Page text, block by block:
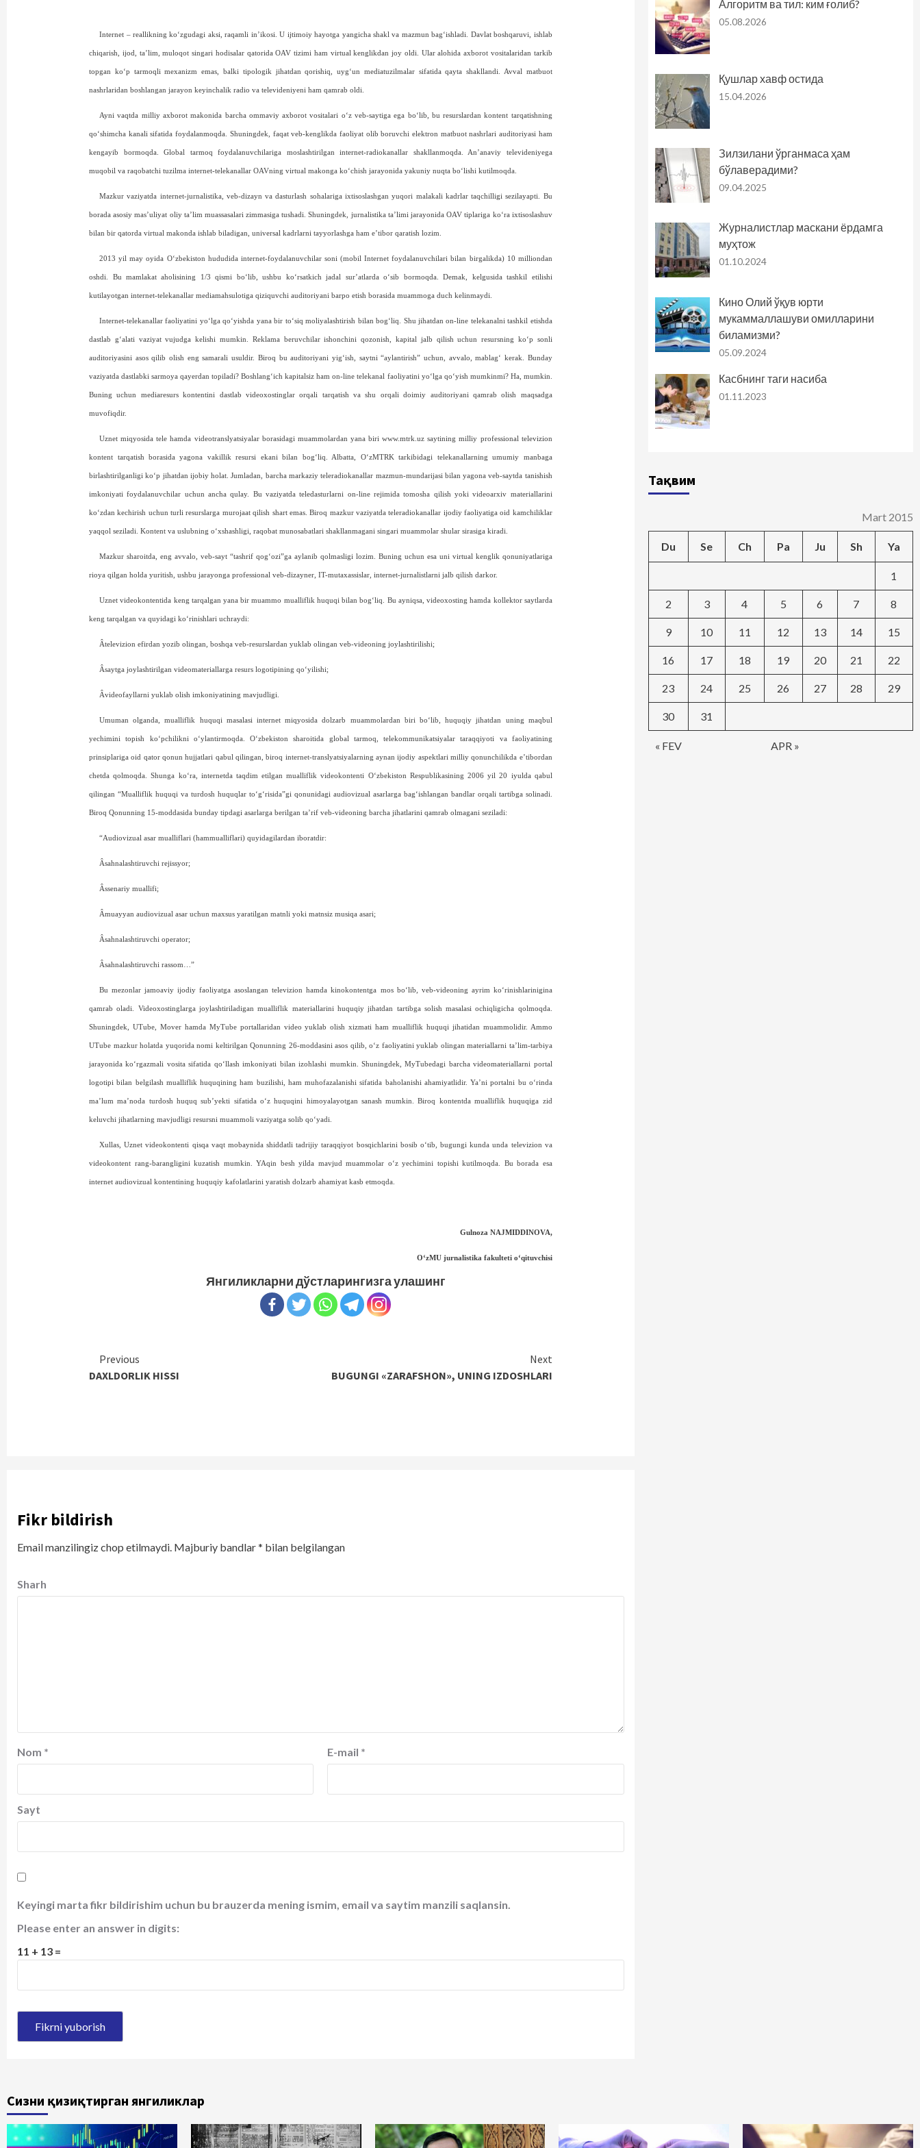
Internet – reallikning ko‘zgudagi aksi, raqamli in’ikosi. U ijtimoiy hayotga yangicha shakl va mazmun bag‘ishladi. Davlat boshqaruvi, ishlab
chiqarish, ijod, ta’lim, muloqot singari hodisalar qatorida OAV tizimi ham virtual kenglikdan joy oldi. Ular alohida axborot vositalaridan tarkib
topgan ko‘p tarmoqli mexanizm emas, balki tipologik jihatdan qorishiq, uyg‘un mediatuzilmalar sifatida qayta shakllandi. Avval matbuot
nashrlaridan boshlangan jarayon keyinchalik radio va televideniyeni ham qamrab oldi.
Ayni vaqtda milliy axborot makonida barcha ommaviy axborot vositalari o‘z veb-saytiga ega bo‘lib, bu resurslardan kontent tarqatishning
qo‘shimcha kanali sifatida foydalanmoqda. Shuningdek, faqat veb-kenglikda faoliyat olib boruvchi elektron matbuot nashrlari auditoriyasi ham
kengayib bormoqda. Global tarmoq foydalanuvchilariga moslashtirilgan internet-radiokanallar shakllanmoqda. An’anaviy televideniyega
muqobil va raqobatchi tuzilma internet-telekanallar OAVning virtual makonga ko‘chish jarayo­nida yakuniy nuqta bo‘lishi kutilmoqda.
Mazkur vaziyatda internet-jurnalistika, veb-dizayn va dasturlash sohalariga ixtisoslashgan yuqori malakali kadrlar taqchilligi sezilayapti. Bu
borada asosiy mas’uliyat oliy ta’lim muassasalari zimmasiga tushadi. Shuningdek, jurnalistika ta’limi jarayonida OAV tiplariga ko‘ra ixtisoslashuv
bilan bir qatorda virtual makonda ishlab biladigan, universal kadrlarni tayyorlashga ham e’tibor qaratish lozim.
2013 yil may oyida O‘zbekiston hududida internet-foydalanuvchilar soni (mobil Internet foydalanuvchilari bilan birgalikda) 10 milliondan
oshdi. Bu mamlakat aholisining 1/3 qismi bo‘lib, ushbu ko‘rsatkich jadal sur’atlarda o‘sib bormoqda. Demak, kelgusida tashkil etilishi
kutilayotgan internet-telekanallar mediamahsulotiga qiziquvchi auditoriyani barpo etish borasida muammoga duch kelinmaydi.
Internet-telekanallar faoliyatini yo‘lga qo‘yishda yana bir to‘siq moliyalashtirish bilan bog‘liq. Shu jihatdan on-line telekanalni tashkil etishda
dastlab g‘alati vaziyat vujudga kelishi mumkin. Reklama beruvchilar ishonchini qozonish, kapital jalb qilish uchun resursning ko‘p sonli
auditoriyasini asos qilib olish eng samarali usuldir. Biroq bu auditoriyani yig‘ish, saytni “aylantirish” uchun, avvalo, mablag‘ kerak. Bunday
vaziyatda dastlabki sarmoya qayerdan topiladi? Boshlang‘ich kapitalsiz ham on-line telekanal faoliyatini yo‘lga qo‘yish mumkinmi? Ha, mumkin.
Buning uchun mediaresurs kontentini dastlab videoxostinglar orqali tarqatish va shu orqali doimiy auditoriyani qamrab olish maqsadga
muvofiqdir.
Uznet miqyosida tele ham­da videotranslyatsiyalar borasidagi muammolardan yana biri www.mtrk.uz saytining milliy professional televizion
kontent tarqatish borasida yagona vakillik resursi ekani bilan bog‘liq. Albatta, O‘zMTRK tarkibidagi telekanallarning umumiy manbaga
birlashtirilganligi ko‘p jihatdan ijobiy holat. Jumladan, barcha markaziy teleradiokanallar mazmun-mundarijasi bilan yagona veb-saytda tanishish
imkoniyati foydalanuvchilar uchun ancha qulay. Bu vaziyatda teledasturlarni on-line rejimida tomosha qilish yoki videoarxiv materiallarini
ko‘zdan kechirish uchun turli resurslarga murojaat qilish shart emas. Biroq mazkur vaziyatda teleradiokanallar ijodiy faoliyatiga oid kamchiliklar
yaqqol seziladi. Kontent va uslubning o‘xshashligi, raqobat munosabatlari shakllanmagani singari muammolar shular sirasiga kiradi.
Mazkur sharoitda, eng avvalo, veb-sayt “tashrif qog‘ozi”ga aylanib qolmasligi lozim. Buning uchun esa uni virtual kenglik qonuniyatlariga
rioya qilgan holda yuritish, ushbu jarayonga professional veb-dizayner, IT-mutaxassislar, internet-jurnalistlarni jalb qilish darkor.
Uznet videokontentida keng tarqalgan yana bir muammo mualliflik huquqi bilan bog‘liq. Bu ayniqsa, videoxosting hamda kollektor saytlarda
keng tarqalgan va quyidagi ko‘rinishlari uchraydi:
Âtelevizion efirdan yozib olingan, boshqa veb-resurslardan yuklab olingan veb-videoning joylashtirilishi;
Âsaytga joylashtirilgan videomateriallarga resurs logotipining qo‘yilishi;
Âvideofayllarni yuklab olish imkoniyatining mavjudligi.
Umuman olganda, mualliflik huquqi masalasi internet miqyosida dolzarb muammolardan biri bo‘lib, huqu­qiy jihatdan uning maqbul
yechimini topish ko‘pchilikni o‘ylantirmoqda. O‘zbekiston sharoitida global tarmoq, telekommunikatsiyalar taraqqiyoti va faoliyatining
prinsiplariga oid qator qonun hujjatlari qabul qilingan, biroq internet-translyatsiyalarning aynan ijodiy aspektlari milliy qonunchilikda e’tibordan
chetda qolmoqda. Shunga ko‘ra, internetda taqdim etilgan mualliflik videokontenti O‘zbekiston Respublikasining 2006 yil 20 iyulda qabul
qilingan “Mualliflik huquqi va turdosh huquqlar to‘g‘risida”gi qonunidagi audiovizual asarlarga bag‘ishlangan bandlar or­qali tartibga solinadi.
Biroq Qonunning 15-moddasida bunday tipdagi asarlarga berilgan ta’rif veb-videoning barcha jihatlarini qamrab olmagani seziladi:
“Audiovizual asar mualliflari (hammualliflari) quyidagilardan iboratdir:
Âsahnalashtiruvchi rejissyor;
Âssenariy muallifi;
Âmuayyan audiovizual asar uchun maxsus yaratilgan matnli yoki matnsiz musiqa asari;
Âsahnalashtiruvchi operator;
Âsahnalashtiruvchi rassom…”
Bu mezonlar jamoaviy ijodiy faoliyatga asoslangan televizion hamda kinokontentga mos bo‘lib, veb-videoning ayrim ko‘rinishlarinigina
qamrab oladi. Videoxostinglarga joylashtiriladigan mualliflik materiallarini huquqiy jihatdan tartibga solish masalasi ochiqligicha qolmoqda.
Shuningdek, UTube, Mover hamda MyTube portallaridan video yuklab olish xizmati ham mualliflik huquqi jihatidan muammolidir. Ammo
UTube mazkur holatda yuqorida nomi keltirilgan Qonunning 26-moddasini asos qilib, o‘z faoliyatini yuklab olingan materiallarni ta’lim-tarbiya
jarayonida ko‘rgazmali vosita sifatida qo‘llash imko­niyati bilan izohlashi mumkin. Shuningdek, MyTubedagi barcha videomateriallarni portal
logotipi bilan belgilash mualliflik huquqining ham buzilishi, ham muhofazalanishi sifatida baholanishi ahamiyatlidir. Ya’ni portalni bu o‘rinda
ma’lum ma’noda turdosh huquq sub’­yekti sifatida o‘z huquqini himoyalayotgan sanash mumkin. Biroq kontentda mualliflik huqu­qiga zid
keluvchi jihatlarning mavjudligi resursni muammoli vaziyatga solib qo‘yadi.
Xullas, Uznet videokontenti qisqa vaqt mobaynida shiddatli tadrijiy taraqqiyot bosqichlarini bosib o‘tib, bugungi kunda unda televizion va
videokontent rang-barangligini kuzatish mumkin. YAqin besh yilda mavjud muammolar o‘z yechimini topishi kutilmoqda. Bu borada esa
internet audiovizual kontentining huquqiy kafolatlarini yaratish dolzarb ahamiyat kasb etmoqda.
Gulnoza NAJMIDDINOVA,
O‘zMU jurnalistika fakulteti o‘qituvchisi
Янгиликларни дўстларингизга улашинг
Continue
Reading
Previous
DAXLDORLIK HISSI
Next
BUGUNGI «ZARAFSHON», UNING IZDOSHLARI
Fikr bildirish
Email manzilingiz chop etilmaydi. Majburiy bandlar* bilan belgilangan
Sharh
Nom * E-mail *
Sayt
Keyingi marta fikr bildirishim uchun bu brauzerda mening ismim, email va saytim manzili saqlansin.
Please enter an answer in digits:
11 + 13 =
Алгоритм ва тил: ким ғолиб?
05.08.2026
Қушлар хавф остида
15.04.2026
Зилзилани ўрганмаса ҳам
бўлаверадими?
09.04.2025
Журналистлар маскани ёрдамга
муҳтож
01.10.2024
Кино Олий ўқув юрти
мукаммаллашуви омилларини
биламизми?
05.09.2024
Касбнинг таги насиба
01.11.2023
Тақвим
Mart 2015
Du Se Ch Pa Ju Sh Ya
« FEV APR »
1
2 3 4 5 6 7 8
9 10 11 12 13 14 15
16 17 18 19 20 21 22
23 24 25 26 27 28 29
30 31
Сизни қизиқтирган янгиликлар